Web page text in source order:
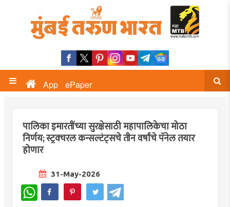
App ePaper
पालिका इमारतींच्या सुरक्षेसाठी महापालिकेचा मोठा
निर्णय; स्ट्रक्चरल कन्सल्टंट्सचे तीन वर्षांचे पॅनेल तयार
होणार
31-May-2026
WhatsApp